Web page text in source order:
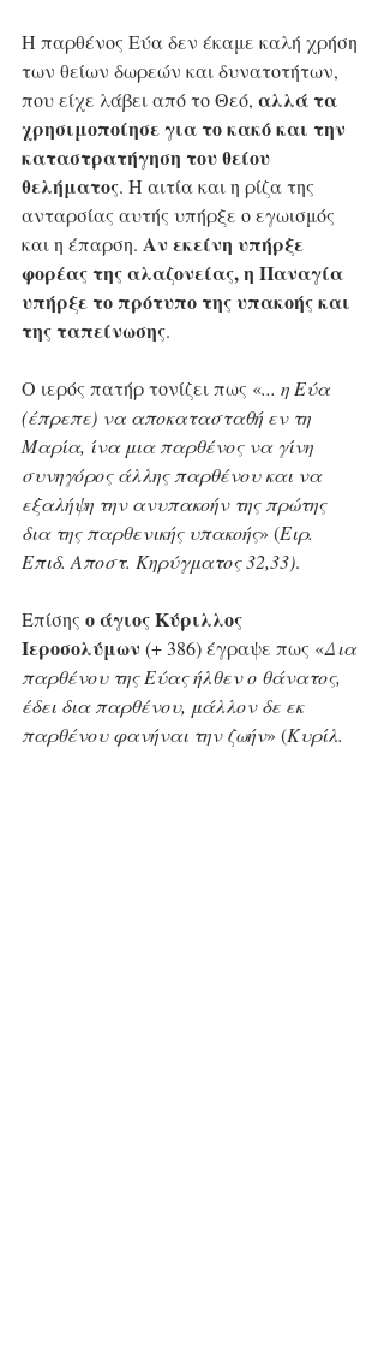
Η παρθένος Εύα δεν έκαμε καλή χρήση
των θείων δωρεών και δυνατοτήτων,
που είχε λάβει από το Θεό, αλλά τα
χρησιμοποίησε για το κακό και την
καταστρατήγηση του θείου
θελήματος. Η αιτία και η ρίζα της
ανταρσίας αυτής υπήρξε ο εγωισμός
και η έπαρση. Αν εκείνη υπήρξε
φορέας της αλαζονείας, η Παναγία
υπήρξε το πρότυπο της υπακοής και
της ταπείνωσης.
Ο ιερός πατήρ τονίζει πως «... η Εύα
(έπρεπε) να αποκατασταθή εν τη
Μαρία, ίνα μια παρθένος να γίνη
συνηγόρος άλλης παρθένου και να
εξαλήψη την ανυπακοήν της πρώτης
δια της παρθενικής υπακοής» (Ειρ.
Επιδ. Αποστ. Κηρύγματος 32,33).
Επίσης ο άγιος Κύριλλος
Ιεροσολύμων (+ 386) έγραψε πως «Δια
παρθένου της Εύας ήλθεν ο θάνατος,
έδει δια παρθένου, μάλλον δε εκ
παρθένου φανήναι την ζωήν» (Κυρίλ.